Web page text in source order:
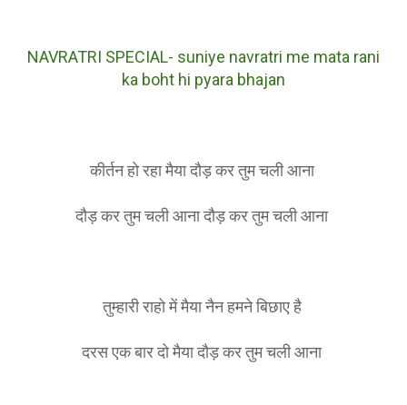
NAVRATRI SPECIAL- suniye navratri me mata rani
ka boht hi pyara bhajan
कीर्तन हो रहा मैया दौड़ कर तुम चली आना
दौड़ कर तुम चली आना दौड़ कर तुम चली आना
तुम्हारी राहो में मैया नैन हमने बिछाए है
दरस एक बार दो मैया दौड़ कर तुम चली आना